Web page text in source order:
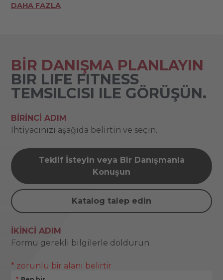
DAHA FAZLA
BİR DANIŞMA PLANLAYIN
BIR LIFE FITNESS
TEMSILCISI ILE GÖRÜŞÜN.
BIRINCI ADIM
İhtiyacınızı aşağıda belirtin ve seçin.
Teklif İsteyin veya Bir Danışmanla
Konuşun
Katalog talep edin
İKINCI ADIM
Formu gerekli bilgilerle doldurun.